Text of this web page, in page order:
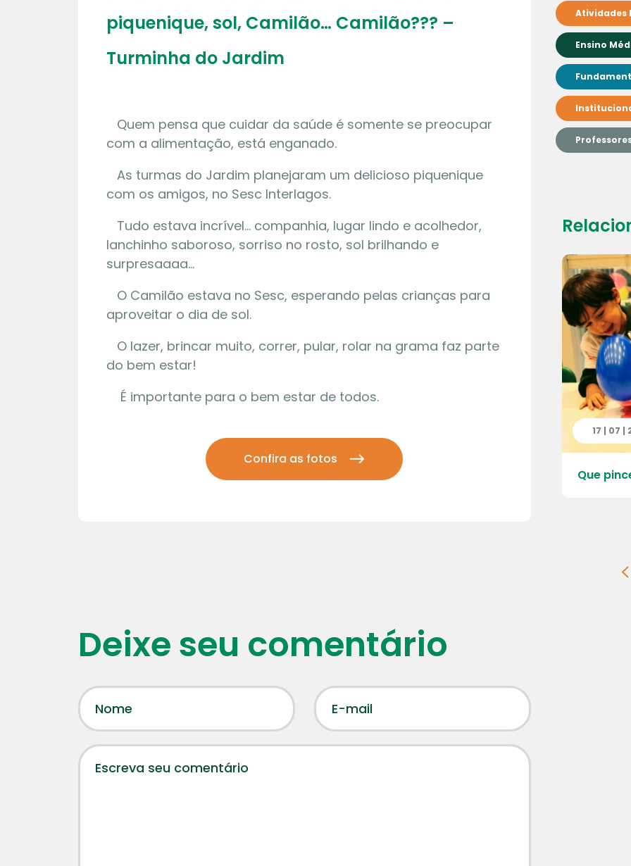
piquenique, sol, Camilão… Camilão??? –
Turminha do Jardim
Quem pensa que cuidar da saúde é somente se preocupar
com a alimentação, está enganado.
As turmas do Jardim planejaram um delicioso piquenique
com os amigos, no Sesc Interlagos.
Tudo estava incrível… companhia, lugar lindo e acolhedor,
lanchinho saboroso, sorriso no rosto, sol brilhando e
surpresaaaa…
O Camilão estava no Sesc, esperando pelas crianças para
aproveitar o dia de sol.
O lazer, brincar muito, correr, pular, rolar na grama faz parte
do bem estar!
É importante para o bem estar de todos.
Confira as fotos
Deixe seu comentário
Atividades
Ensino
Maquete do Quarteirão da Escola – Pré
17 | 07 |
Que